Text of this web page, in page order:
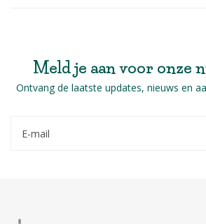
Meld je aan voor onze
Ontvang de laatste updates, nieuws en